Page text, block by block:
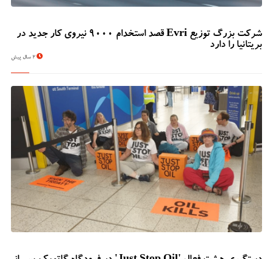
شرکت بزرگ توزیع Evri قصد استخدام ۹۰۰۰ نیروی کار جدید در
بریتانیا را دارد
2 سال پیش